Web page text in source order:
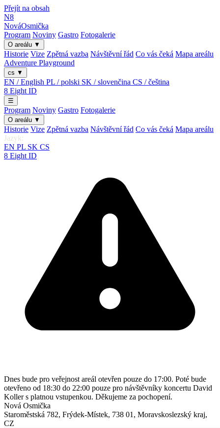
Přejít na obsah
N8
NováOsmička
Program Noviny Gastro Fotogalerie
O areálu ▼
Historie Vize Zpětná vazba Návštěvní řád Co vás čeká Mapa areálu
Adventure Playground
cs ▼
EN / English PL / polski SK / slovenčina CS / čeština
8 Eight ID
☰
Program Noviny Gastro Fotogalerie
O areálu ▼
Historie Vize Zpětná vazba Návštěvní řád Co vás čeká Mapa areálu
Jazyk:
EN PL SK CS
8 Eight ID
Dnes bude pro veřejnost areál otevřen pouze do 17:00. Poté bude
otevřeno od 18:30 do 22:00 pouze pro návštěvníky koncertu David
Koller s platnou vstupenkou. Děkujeme za pochopení.
Nová Osmička
Staroměstská 782, Frýdek-Místek, 738 01 , Moravskoslezský kraj,
CZ